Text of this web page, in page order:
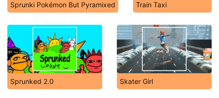
Sprunki Pokémon But Pyramixed Train Taxi
Sprunked 2.0 Skater Girl